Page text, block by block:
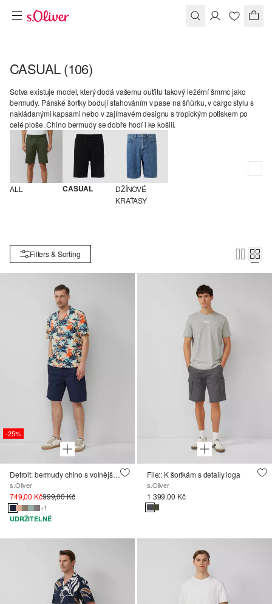
CASUAL(106)
Sotva existuje model, který dodá vašemu outfitu takový ležérní šmrnc jako
bermudy. Pánské šortky bodují stahováním v pase na šňůrku, v cargo stylu s
nakládanými kapsami nebo v zajímavém designu s tropickým potiskem po
celé ploše. Chino bermudy se dobře hodí i ke košili.
ALL CASUAL
DŽÍNOVÉ
KRAŤASY
Filters & Sorting
-25%
Detroit: bermudy chino s volnějším střihem Relaxed Fit a elastickým pasem
s.Oliver
749,00 Kč999,00 Kč
+1
UDRŽITELNÉ
File:: K šortkám s detaily loga
s.Oliver
1 399,00 Kč